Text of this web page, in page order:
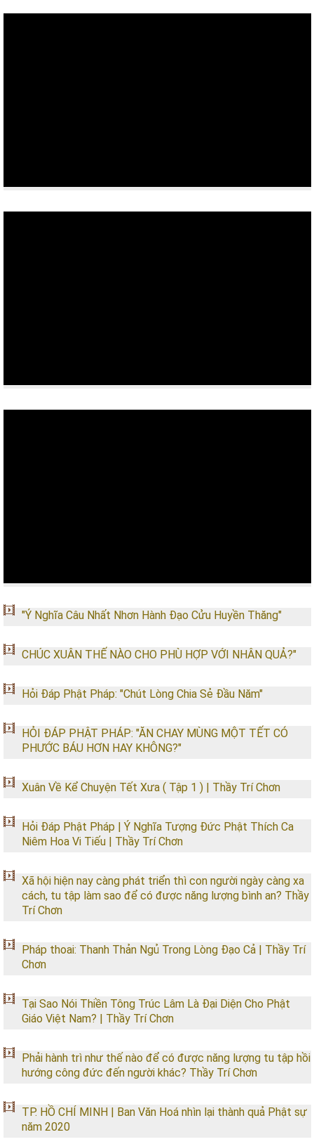
"Ý Nghĩa Câu Nhất Nhơn Hành Đạo Cửu Huyền Thăng"
CHÚC XUÂN THẾ NÀO CHO PHÙ HỢP VỚI NHÂN QUẢ?"
Hỏi Đáp Phật Pháp: "Chút Lòng Chia Sẻ Đầu Năm"
HỎI ĐÁP PHẬT PHÁP: "ĂN CHAY MÙNG MỘT TẾT CÓ
PHƯỚC BÁU HƠN HAY KHÔNG?"
Xuân Về Kể Chuyện Tết Xưa ( Tập 1 ) | Thầy Trí Chơn
Hỏi Đáp Phật Pháp | Ý Nghĩa Tượng Đức Phật Thích Ca
Niêm Hoa Vi Tiếu | Thầy Trí Chơn
Xã hội hiện nay càng phát triển thì con người ngày càng xa
cách, tu tập làm sao để có được năng lượng bình an? Thầy
Trí Chơn
Pháp thoai: Thanh Thản Ngủ Trong Lòng Đạo Cả | Thầy Trí
Chơn
Tại Sao Nói Thiền Tông Trúc Lâm Là Đại Diện Cho Phật
Giáo Việt Nam? | Thầy Trí Chơn
Phải hành trì như thế nào để có được năng lượng tu tập hồi
hướng công đức đến người khác? Thầy Trí Chơn
TP. HỒ CHÍ MINH | Ban Văn Hoá nhìn lại thành quả Phật sự
năm 2020